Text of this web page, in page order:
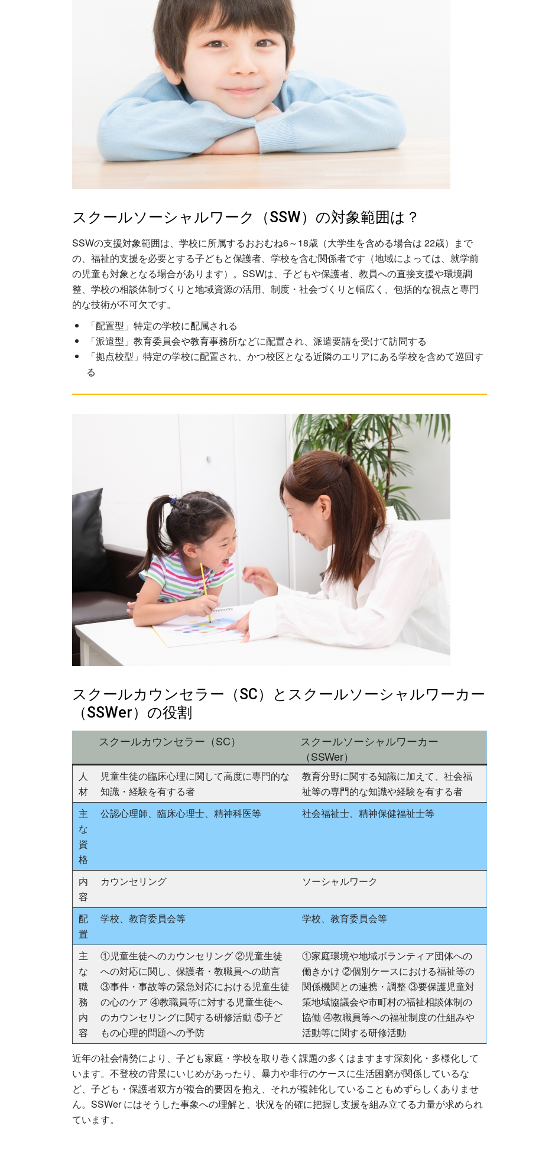
スクールソーシャルワーク（SSW）の対象範囲は？
SSWの支援対象範囲は、学校に所属するおおむね6～18歳（大学生を含める場合は 22歳）まで
の、福祉的支援を必要とする子どもと保護者、学校を含む関係者です（地域によっては、就学前
の児童も対象となる場合があります）。SSWは、子どもや保護者、教員への直接支援や環境調
整、学校の相談体制づくりと地域資源の活用、制度・社会づくりと幅広く、包括的な視点と専門
的な技術が不可欠です。
「配置型」特定の学校に配属される
「派遣型」教育委員会や教育事務所などに配置され、派遣要請を受けて訪問する
「拠点校型」特定の学校に配置され、かつ校区となる近隣のエリアにある学校を含めて巡回す
る
スクールカウンセラー（SC）とスクールソーシャルワーカー
（SSWer）の役割
スクールカウンセラー（SC）
スクールソーシャルワーカー
（SSWer）
人
材
児童生徒の臨床心理に関して高度に専門的な
知識・経験を有する者
教育分野に関する知識に加えて、社会福
祉等の専門的な知識や経験を有する者
主
な
資
格
公認心理師、臨床心理士、精神科医等 社会福祉士、精神保健福祉士等
内
容
カウンセリング ソーシャルワーク
配
置
学校、教育委員会等 学校、教育委員会等
主
な
職
務
内
容
①児童生徒へのカウンセリング ②児童生徒
への対応に関し、保護者・教職員への助言
③事件・事故等の緊急対応における児童生徒
の心のケア ④教職員等に対する児童生徒へ
のカウンセリングに関する研修活動 ⑤子ど
もの心理的問題への予防
①家庭環境や地域ボランティア団体への
働きかけ ②個別ケースにおける福祉等の
関係機関との連携・調整 ③要保護児童対
策地域協議会や市町村の福祉相談体制の
協働 ④教職員等への福祉制度の仕組みや
活動等に関する研修活動
近年の社会情勢により、子ども家庭・学校を取り巻く課題の多くはますます深刻化・多様化して
います。不登校の背景にいじめがあったり、暴力や非行のケースに生活困窮が関係しているな
ど、子ども・保護者双方が複合的要因を抱え、それが複雑化していることもめずらしくありませ
ん。SSWer にはそうした事象への理解と、状況を的確に把握し支援を組み立てる力量が求められ
ています。